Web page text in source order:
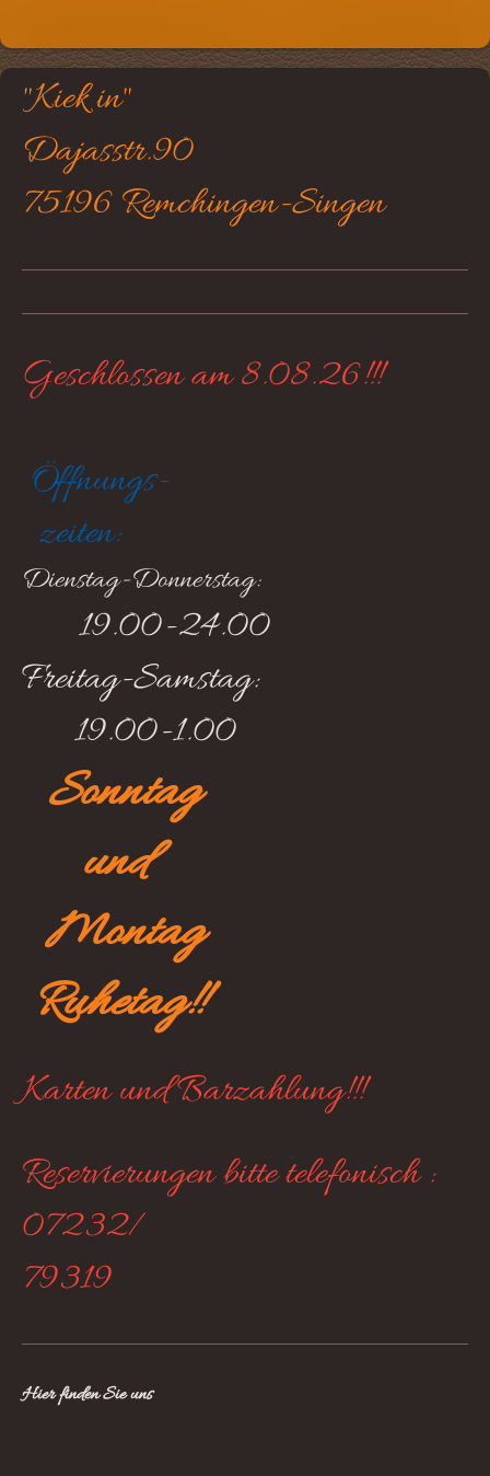
"Kiek in"
Dajasstr.90
75196 Remchingen-Singen
Geschlossen am 8.08.26!!!
Öffnungs-
zeiten:
Dienstag-Donnerstag:
19.00-24.00
Freitag-Samstag:
19.00-1.00
Sonntag
und
Montag
Ruhetag!!
Karten und Barzahlung!!!
Reservierungen bitte telefonisch :
07232/
79319
Hier finden Sie uns